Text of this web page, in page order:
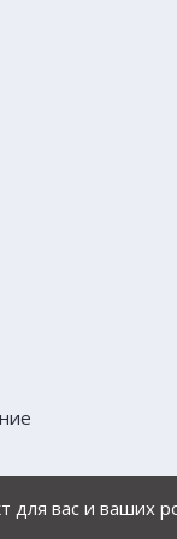
вас и ваших